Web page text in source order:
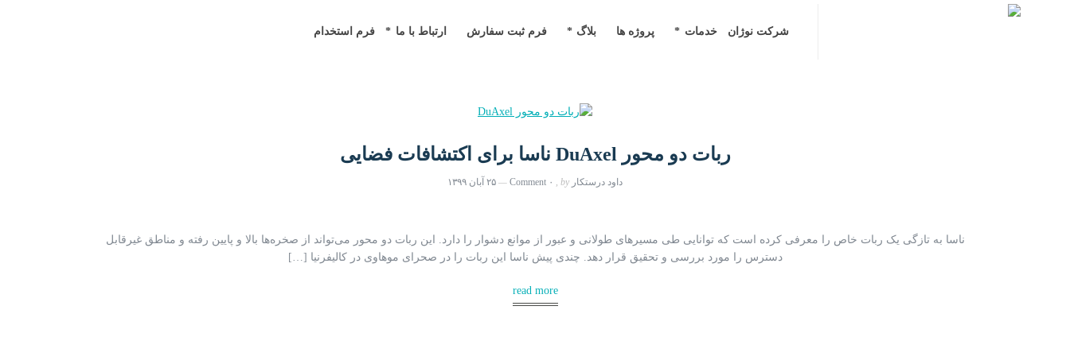
شرکت نوژان خدمات پروژه ها بلاگ فرم ثبت سفارش ارتباط با ما فرم استخدام
بلاگ فرم ثبت سفارش ارتباط با ما فرم استخدام
ربات دو محور DuAxel ناسا برای اکتشافات فضایی
داود درستکار ۰ Comment ۲۵ آبان ۱۳۹۹
ناسا به تازگی یک ربات خاص را معرفی کرده است که توانایی طی مسیرهای طولانی و عبور از موانع دشوار را دارد. این ربات دو محور می‌تواند از صخره‌ها بالا و پایین رفته و مناطق غیرقابل
دسترس را مورد بررسی و تحقیق قرار دهد. چندی پیش ناسا این ربات را در صحرای موهاوی در کالیفرنیا […]
read more